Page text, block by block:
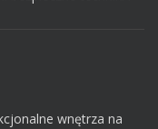
wnętrza na